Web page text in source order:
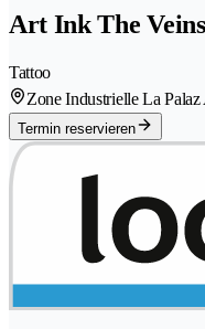
Art Ink The Veins
Tattoo
Zone Industrielle La Palaz
Termin reservieren